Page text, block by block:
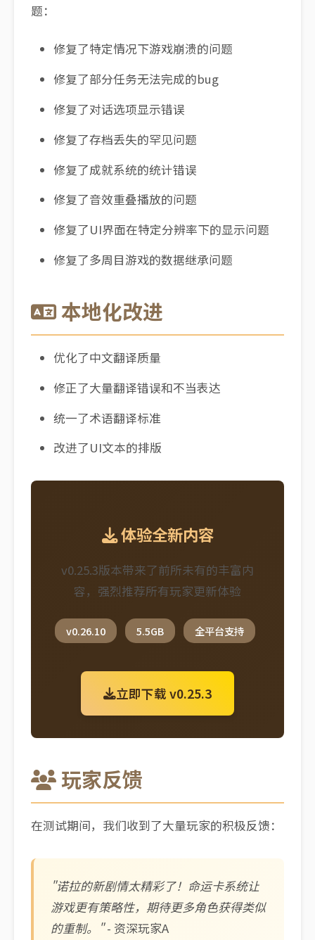
题：
修复了特定情况下游戏崩溃的问题
修复了部分任务无法完成的bug
修复了对话选项显示错误
修复了存档丢失的罕见问题
修复了成就系统的统计错误
修复了音效重叠播放的问题
修复了UI界面在特定分辨率下的显示问题
修复了多周目游戏的数据继承问题
本地化改进
优化了中文翻译质量
修正了大量翻译错误和不当表达
统一了术语翻译标准
改进了UI文本的排版
体验全新内容
v0.25.3版本带来了前所未有的丰富内
容，强烈推荐所有玩家更新体验
v0.26.10 5.5GB 全平台支持
立即下载 v0.25.3
玩家反馈
在测试期间，我们收到了大量玩家的积极反馈：
"诺拉的新剧情太精彩了！命运卡系统让
游戏更有策略性，期待更多角色获得类似
的重制。"- 资深玩家A